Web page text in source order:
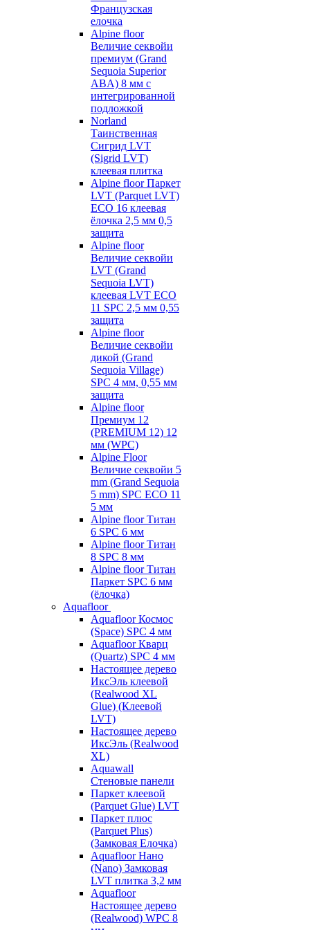
Французская
елочка
Alpine floor
Величие секвойи
премиум (Grand
Sequoia Superior
ABA) 8 мм с
интегрированной
подложкой
Norland
Таинственная
Сигрид LVT
(Sigrid LVT)
клеевая плитка
Alpine floor Паркет
LVT (Parquet LVT)
ECO 16 клеевая
ёлочка 2,5 мм 0,5
защита
Alpine floor
Величие секвойи
LVT (Grand
Sequoia LVT)
клеевая LVT ECO
11 SPC 2,5 мм 0,55
защита
Alpine floor
Величие секвойи
дикой (Grand
Sequoia Village)
SPC 4 мм, 0,55 мм
защита
Alpine floor
Премиум 12
(PREMIUM 12) 12
мм (WPC)
Alpine Floor
Величие секвойи 5
mm (Grand Sequoia
5 mm) SPC ECO 11
5 мм
Alpine floor Титан
6 SPC 6 мм
Alpine floor Титан
8 SPC 8 мм
Alpine floor Титан
Паркет SPC 6 мм
(ёлочка)
Aquafloor
Aquafloor Космос
(Space) SPC 4 мм
Aquafloor Кварц
(Quartz) SPC 4 мм
Настоящее дерево
ИксЭль клеевой
(Realwood XL
Glue) (Клеевой
LVT)
Настоящее дерево
ИксЭль (Realwood
XL)
Aquawall
Стеновые панели
Паркет клеевой
(Parquet Glue) LVT
Паркет плюс
(Parquet Plus)
(Замковая Елочка)
Aquafloor Нано
(Nano) Замковая
LVT плитка 3,2 мм
Aquafloor
Настоящее дерево
(Realwood) WPC 8